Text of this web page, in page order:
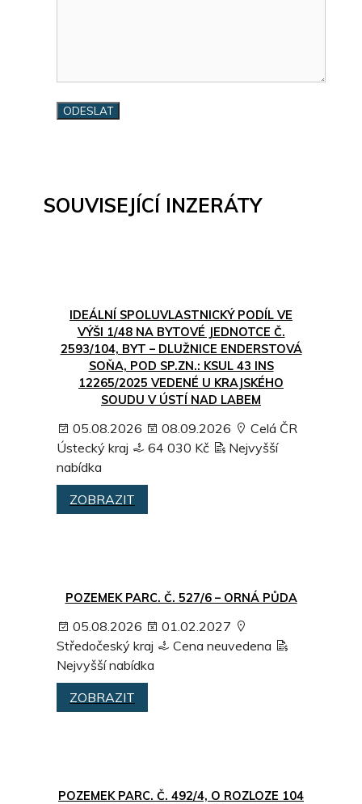
SOUVISEJÍCÍ INZERÁTY
IDEÁLNÍ SPOLUVLASTNICKÝ PODÍL VE
VÝŠI 1/48 NA BYTOVÉ JEDNOTCE Č.
2593/104, BYT – DLUŽNICE ENDERSTOVÁ
SOŇA, POD SP.ZN.: KSUL 43 INS
12265/2025 VEDENÉ U KRAJSKÉHO
SOUDU V ÚSTÍ NAD LABEM
05.08.2026 08.09.2026
Celá ČR
Ústecký kraj
64 030 Kč
Nejvyšší
nabídka
ZOBRAZIT
POZEMEK PARC. Č. 527/6 – ORNÁ PŮDA
05.08.2026
01.02.2027
Středočeský kraj
Cena neuvedena
Nejvyšší nabídka
ZOBRAZIT
POZEMEK PARC. Č. 492/4, O ROZLOZE 104